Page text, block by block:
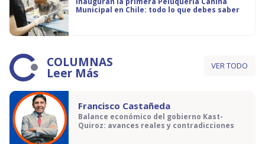
Municipal en Chile: todo lo que debes saber
COLUMNAS
Leer Más VER TODO
Francisco Castañeda
Balance económico del gobierno Kast-
Quiroz: avances reales y contradicciones